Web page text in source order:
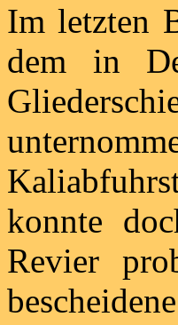
Im letzten
dem in
konnte
Revier